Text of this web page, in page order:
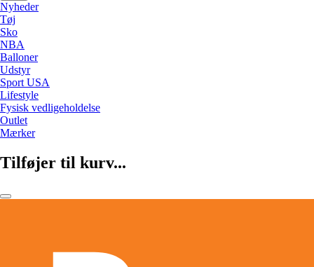
Nyheder
Tøj
Sko
NBA
Balloner
Udstyr
Sport USA
Lifestyle
Fysisk vedligeholdelse
Outlet
Mærker
Tilføjer til kurv...